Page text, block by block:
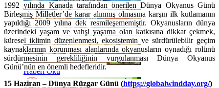
Haberi Oku
1992 yılında Kanada tarafından önerilen Dünya Okyanus Günü
Birleşmiş Milletler’de karar alınmış olmasına karşın ilk kutlamanın
yapıldığı 2009 yılına dek resmileşememiştir. Okyanusların dünya
üzerindeki yaşam ve vahşi yaşama olan katkısına dikkat çekmek,
küresel iklimin düzenlenmesi, ekosistemin ve sürdürülebilir geçim
kaynaklarının korunması alanlarında okyanusların oynadığı rolünü
sürdürmesinin gerekliliğinin vurgulanması Dünya Okyanus
Günü’nün en önemli hedefleridir.
15 Haziran – Dünya Rüzgar Günü (https://globalwindday.org/)